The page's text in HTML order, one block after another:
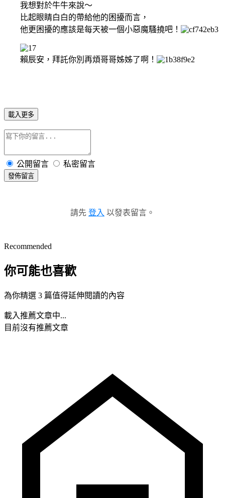
我想對於牛牛來說～
比起眼睛白白的帶給他的困擾而言，
他更困擾的應該是每天被一個小惡魔騷撓吧！
賴辰安，拜託你別再煩哥哥姊姊了啊！
載入更多
公開留言 私密留言
發佈留言
請先 登入 以發表留言。
Recommended
你可能也喜歡
為你精選 3 篇值得延伸閱讀的內容
載入推薦文章中...
目前沒有推薦文章